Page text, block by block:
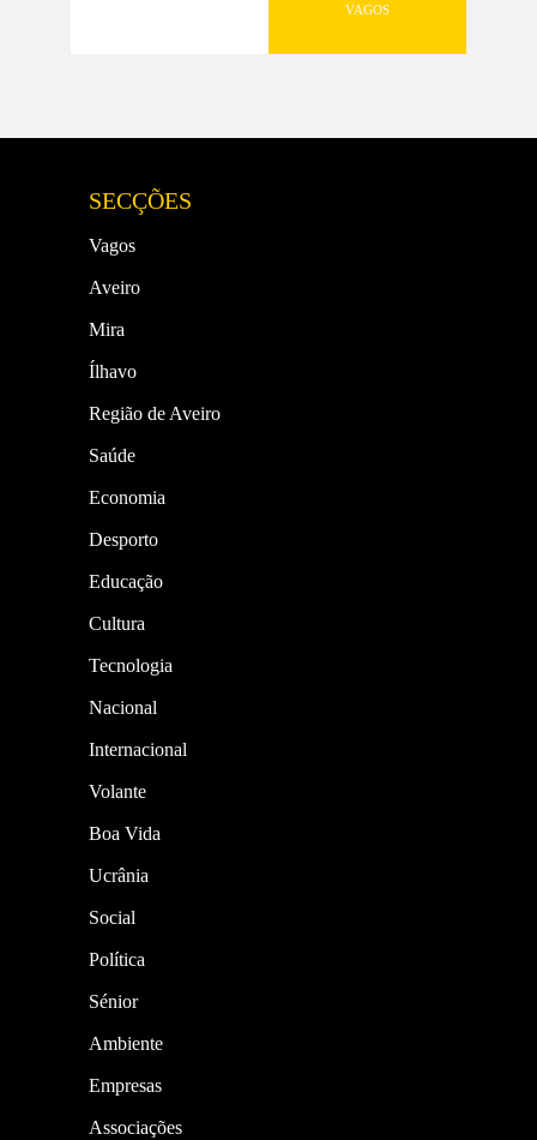
VAGOS
SECÇÕES
Vagos
Aveiro
Mira
Ílhavo
Região de Aveiro
Saúde
Economia
Desporto
Educação
Cultura
Tecnologia
Nacional
Internacional
Volante
Boa Vida
Ucrânia
Social
Política
Sénior
Ambiente
Empresas
Associações